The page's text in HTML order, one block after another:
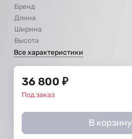
Бренд
Длина
Ширина
Высота
Все характеристики
36 800 ₽
Под заказ
В корзину